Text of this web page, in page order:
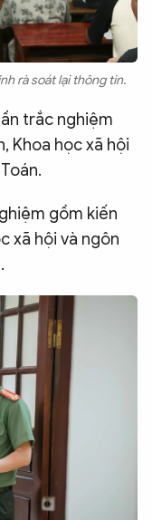
rà soát lại thông tin.
trắc nghiệm
Khoa học xã hội
gồm kiến
xã hội và ngôn